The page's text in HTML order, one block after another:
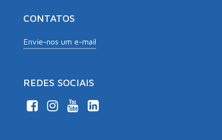
CONTATOS
Envie-nos um e-mail
REDES SOCIAIS